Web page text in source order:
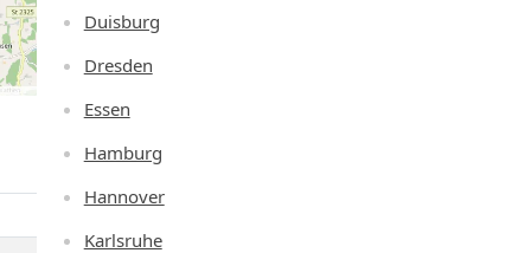
Duisburg
Dresden
Essen
Hamburg
Hannover
Karlsruhe